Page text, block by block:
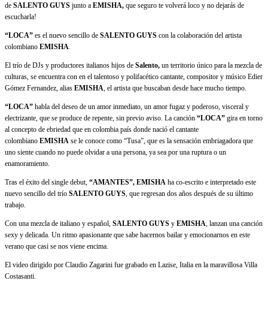
de SALENTO GUYS junto a EMISHA, que seguro te volverá loco y no dejarás de
escucharla!
“LOCA” es el nuevo sencillo de SALENTO GUYS con la colaboración del artista
colombiano EMISHA.
El trío de DJs y productores italianos hijos de Salento, un territorio único para la mezcla de
culturas, se encuentra con en el talentoso y polifacético cantante, compositor y músico Edier
Gómez Fernandez, alias EMISHA, el artista que buscaban desde hace mucho tiempo.
“LOCA” habla del deseo de un amor inmediato, un amor fugaz y poderoso, visceral y
electrizante, que se produce de repente, sin previo aviso. La canción “LOCA” gira en torno
al concepto de ebriedad que en colombia país donde nació el cantante
colombiano EMISHA se le conoce como “Tusa”, que es la sensación embriagadora que
uno siente cuando no puede olvidar a una persona, ya sea por una ruptura o un
enamoramiento.
Tras el éxito del single debut, “AMANTES”, EMISHA ha co-escrito e interpretado este
nuevo sencillo del trío SALENTO GUYS, que regresan dos años después de su último
trabajo.
Con una mezcla de italiano y español, SALENTO GUYS y EMISHA, lanzan una canción
sexy y delicada. Un ritmo apasionante que sabe hacernos bailar y emocionarnos en este
verano que casi se nos viene encima.
El video dirigido por Claudio Zagarini fue grabado en Lazise, Italia en la maravillosa Villa
Costasanti.